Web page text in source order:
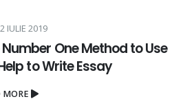
IULIE 2019
Number One Method to Use
to Write Essay
MORE